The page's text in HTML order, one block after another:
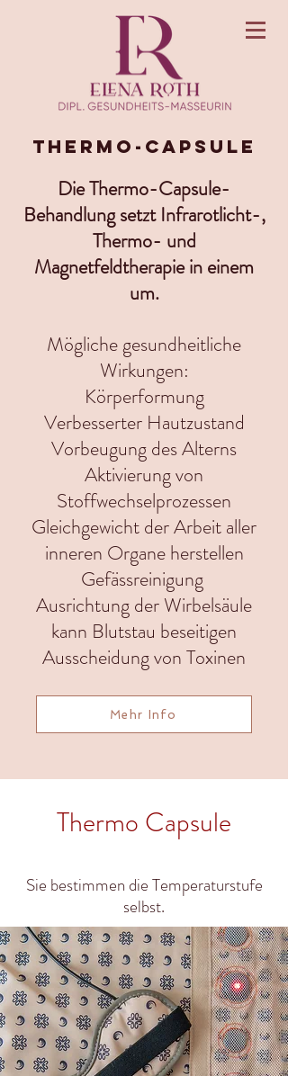
Thermo-Capsule
Die Thermo-Capsule-
Behandlung setztInfrarotlicht-,
Thermo- und
Magnetfeldtherapie in einem
um.
Mögliche gesundheitliche
Wirkungen:
Körperformung
Verbesserter Hautzustand
Vorbeugung des Alterns
Aktivierung von
Stoffwechselprozessen
Gleichgewicht der Arbeit aller
inneren Organe herstellen
Gefässreinigung
Ausrichtung der Wirbelsäule
kann Blutstau beseitigen
Ausscheidung von Toxinen
Mehr Info
Thermo Capsule
Sie bestimmen die Temperaturstufe
selbst.